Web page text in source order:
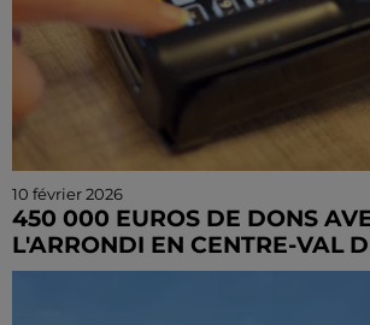
10 février 2026
450 000 EUROS DE DONS
L'ARRONDI EN CENTRE-VAL